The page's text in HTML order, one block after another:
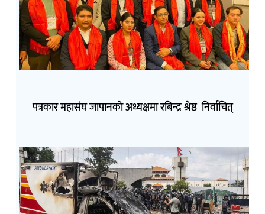
पत्रकार महासंघ जापानकाे अध्यक्षमा रबिन्द्र श्रेष्ठ निर्वाचित्